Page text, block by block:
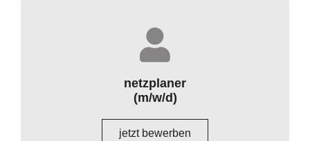
netzplaner
(m/w/d)
jetzt bewerben